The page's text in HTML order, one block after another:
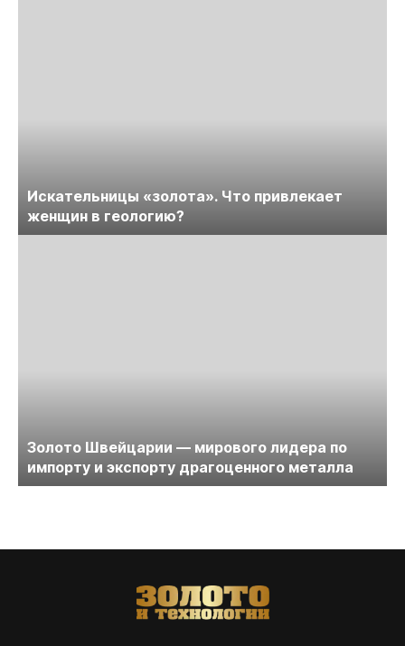
Искательницы «золота». Что привлекает
женщин в геологию?
Золото Швейцарии — мирового лидера по
импорту и экспорту драгоценного металла